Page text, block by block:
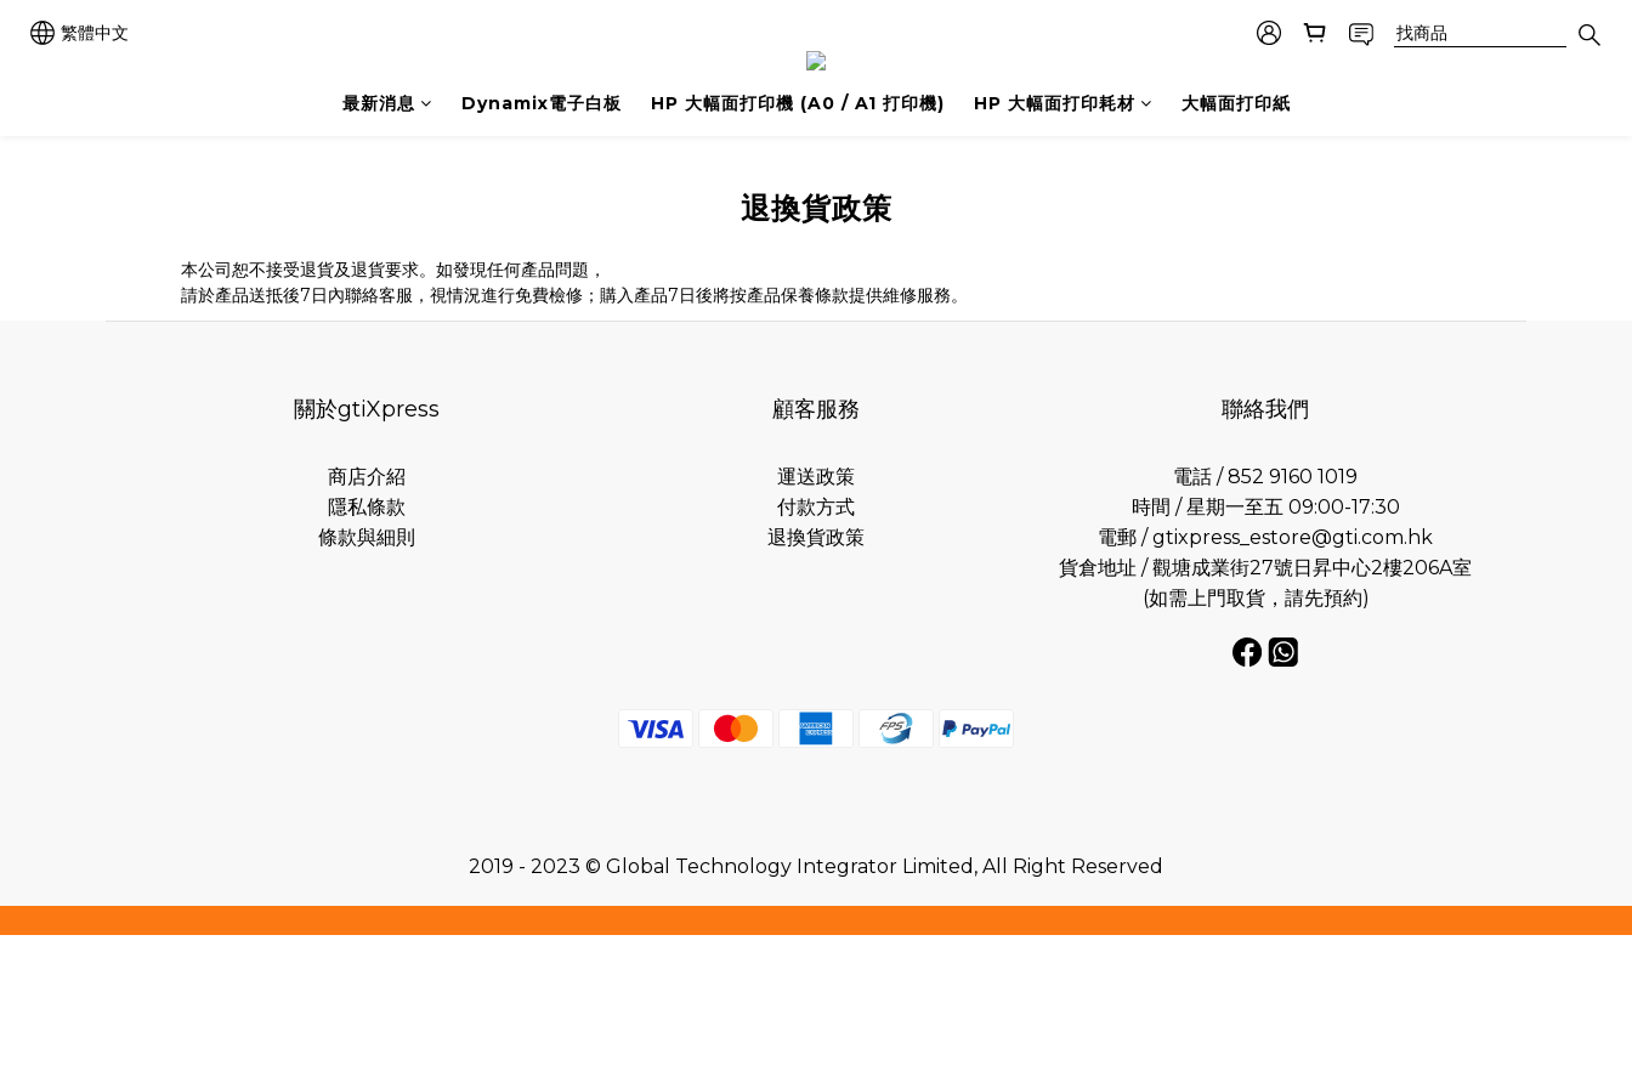
繁體中文
最新消息 Dynamix電子白板 HP 大幅面打印機 (A0 / A1 打印機) HP 大幅面打印耗材 大幅面打印紙
退換貨政策
本公司恕不接受退貨及退貨要求。如發現任何產品問題，
請於產品送抵後7日內聯絡客服，視情況進行免費檢修；購入產品7日後將按產品保養條款提供維修服務。
關於gtiXpress
商店介紹
隱私條款
條款與細則
顧客服務
運送政策
付款方式
退換貨政策
聯絡我們
電話 / 852 9160 1019
時間 / 星期一至五 09:00-17:30
電郵 /gtixpress_estore@gti.com.hk
貨倉地址 / 觀塘成業街27號日昇中心2樓206A室
(如需上門取貨，請先預約)
2019 - 2023 © Global Technology Integrator Limited, All Right Reserved